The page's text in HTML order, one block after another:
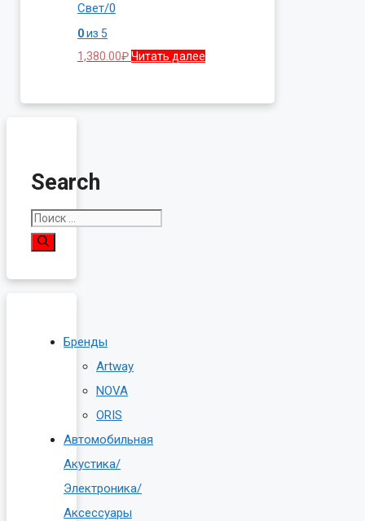
Свет/0
0из 5
1,380.00₽Читать далее
Search
Поиск:
Бренды
Artway
NOVA
ORIS
Автомобильная
Акустика/
Электроника/
Аксессуары